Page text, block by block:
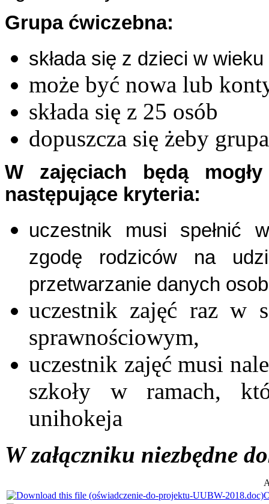
Grupa ćwiczebna:
składa się z dzieci w
może być nowa lub
składa się z 25 osób
dopuszcza się żeby
W zajęciach będą
następujące kryteria:
uczestnik musi spełnić
zgodę rodziców na
przetwarzanie danych
uczestnik zajęć raz w
sprawnościowym,
uczestnik zajęć musi
szkoły w ramach,
unihokeja
W załączniku niezbędne